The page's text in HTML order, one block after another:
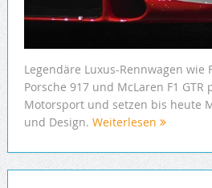
Legendäre Luxus-Rennwagen wie
Porsche 917 und McLaren F1 GTR
Motorsport und setzen bis heute
und Design. Weiterlesen